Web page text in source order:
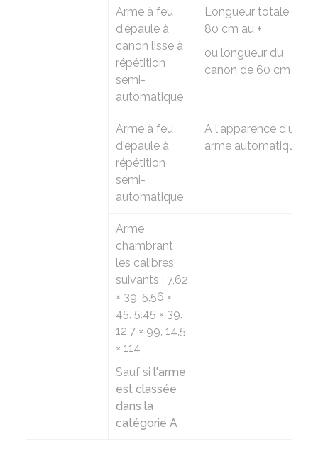
Arme à feu
d'épaule à
canon lisse à
répétition
semi-
automatique
Longueur totale de
80 cm au +
ou longueur du
canon de 60 cm au +
Arme à feu
d'épaule à
répétition
semi-
automatique
A l'apparence d'une
arme automatique
Arme
chambrant
les calibres
suivants : 7,62
× 39, 5,56 ×
45, 5,45 × 39,
12,7 × 99, 14,5
× 114
Sauf si l'arme
est classée
dans la
catégorie A